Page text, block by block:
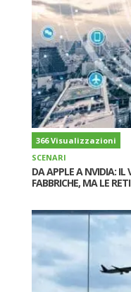
366 Visualizzazioni
SCENARI
DA APPLE A NVIDIA: IL
FABBRICHE, MA LE RETI